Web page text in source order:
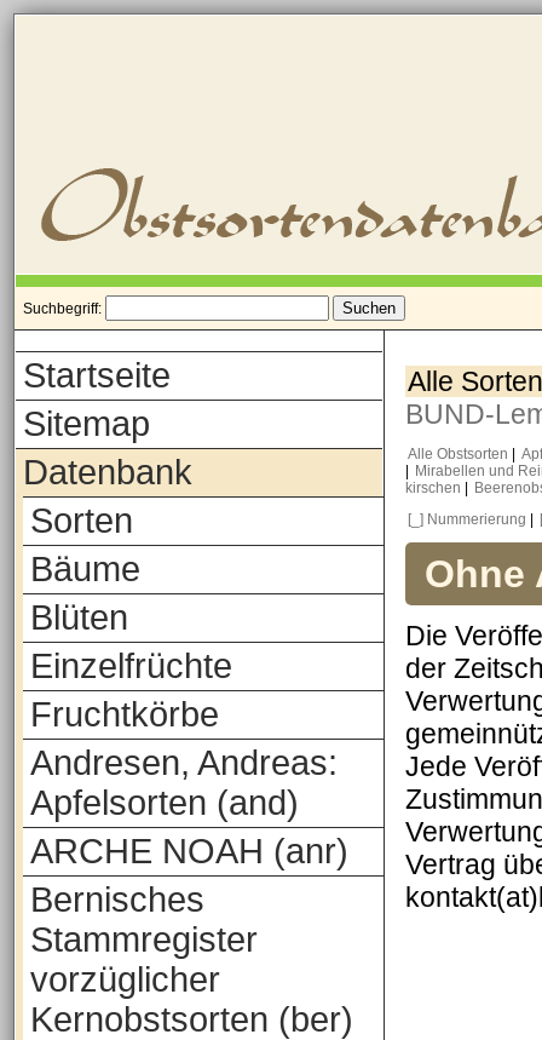
Suchbegriff:
Startseite
Sitemap
Datenbank
Sorten
Bäume
Blüten
Einzelfrüchte
Fruchtkörbe
Andresen, Andreas:
Apfelsorten (and)
ARCHE NOAH (anr)
Bernisches
Stammregister
vorzüglicher
Kernobstsorten (ber)
Alle
BUND-
Alle Obstsorten
Mirabellen und
kirschen
[_] Nummerierung
Ohne
Die
der
Jede
Vertrag